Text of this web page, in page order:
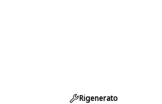
Rigenerato